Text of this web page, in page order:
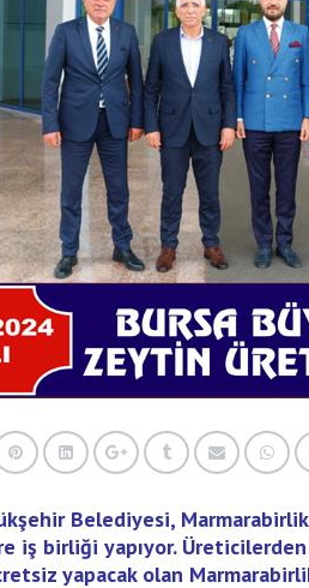
Belediyesi,
iş birliği yapıyor. Üreticilerden
yapacak olan